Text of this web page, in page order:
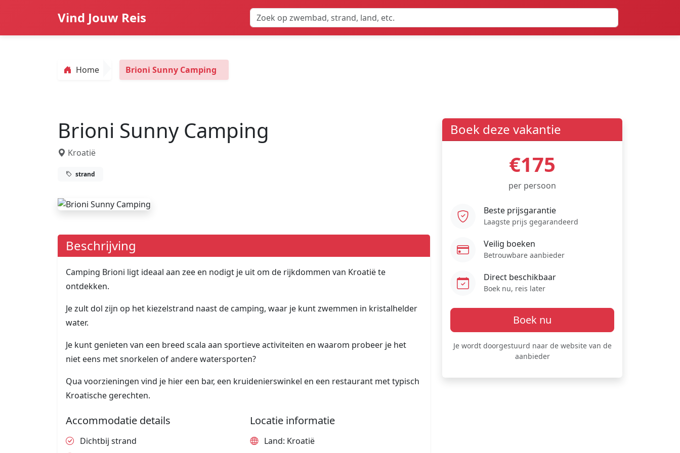
Vind Jouw Reis
Home Brioni Sunny Camping
Brioni Sunny Camping
Kroatië
strand
Beschrijving
Camping Brioni ligt ideaal aan zee en nodigt je uit om de rijkdommen van Kroatië te
ontdekken.
Je zult dol zijn op het kiezelstrand naast de camping, waar je kunt zwemmen in kristalhelder
water.
Je kunt genieten van een breed scala aan sportieve activiteiten en waarom probeer je het
niet eens met snorkelen of andere watersporten?
Qua voorzieningen vind je hier een bar, een kruidenierswinkel en een restaurant met typisch
Kroatische gerechten.
Accommodatie details
Dichtbij strand
Locatie informatie
Land: Kroatië
Boek deze vakantie
€175
per persoon
Beste prijsgarantie
Laagste prijs gegarandeerd
Veilig boeken
Betrouwbare aanbieder
Direct beschikbaar
Boek nu, reis later
Boek nu
Je wordt doorgestuurd naar de website van de
aanbieder